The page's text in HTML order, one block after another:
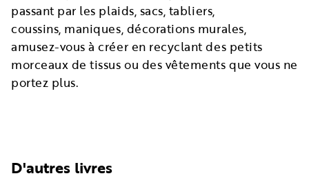
passant par les plaids, sacs, tabliers,
coussins, maniques, décorations murales,
amusez-vous à créer en recyclant des petits
morceaux de tissus ou des vêtements que vous ne
portez plus.
D'autres livres